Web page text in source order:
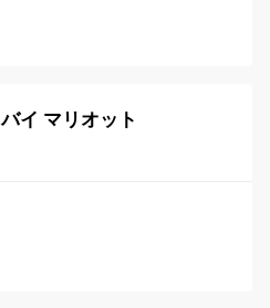
イ マリオット